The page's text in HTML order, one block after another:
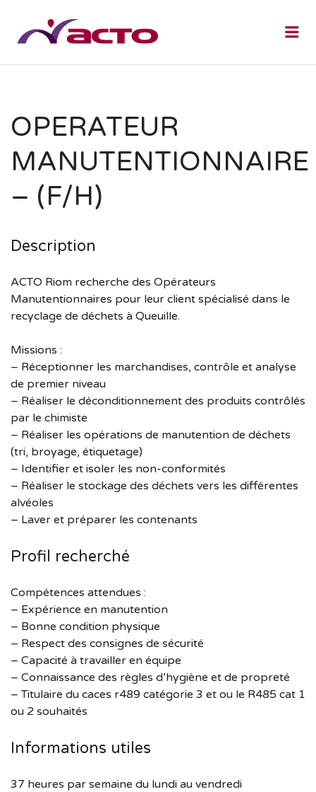
OPERATEUR
MANUTENTIONNAIRE
– (F/H)
Description
ACTO Riom recherche des Opérateurs
Manutentionnaires pour leur client spécialisé dans le
recyclage de déchets à Queuille.
Missions :
– Réceptionner les marchandises, contrôle et analyse
de premier niveau
– Réaliser le déconditionnement des produits contrôlés
par le chimiste
– Réaliser les opérations de manutention de déchets
(tri, broyage, étiquetage)
– Identifier et isoler les non-conformités
– Réaliser le stockage des déchets vers les différentes
alvéoles
– Laver et préparer les contenants
Profil recherché
Compétences attendues :
– Expérience en manutention
– Bonne condition physique
– Respect des consignes de sécurité
– Capacité à travailler en équipe
– Connaissance des règles d’hygiène et de propreté
– Titulaire du caces r489 catégorie 3 et ou le R485 cat 1
ou 2 souhaités
Informations utiles
37 heures par semaine du lundi au vendredi